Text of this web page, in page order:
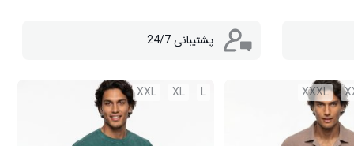
پشتیبانی 24/7
XXXL
L
XL
XXL